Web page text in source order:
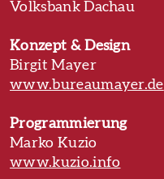
Volksbank Dachau
Konzept & Design
Birgit Mayer
www.bureaumayer.de
Programmierung
Marko Kuzio
www.kuzio.info